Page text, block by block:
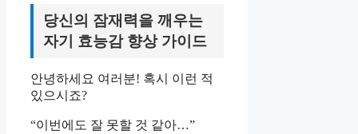
당신의 잠재력을 깨우는
자기 효능감 향상 가이드
안녕하세요 여러분! 혹시 이런 적
있으시죠?
“이번에도 잘 못할 것 같아…”